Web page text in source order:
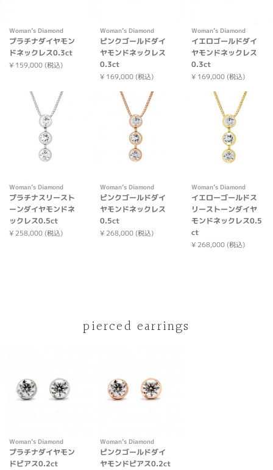
Woman’s Diamond
プラチナダイヤモン
ドネックレス0.3ct
¥ 159,000 (税込)
Woman’s Diamond
ピンクゴールドダイ
ヤモンドネックレス
0.3ct
¥ 169,000 (税込)
Woman’s Diamond
イエロゴールドダイ
ヤモンドネックレス
0.3ct
¥ 169,000 (税込)
Woman’s Diamond
プラチナスリースト
ーンダイヤモンドネ
ックレス0.5ct
¥ 258,000 (税込)
Woman’s Diamond
ピンクゴールドダイ
ヤモンドネックレス
0.5ct
¥ 268,000 (税込)
Woman’s Diamond
イエローゴールドス
リーストーンダイヤ
モンドネックレス0.5
ct
¥ 268,000 (税込)
pierced earrings
Woman’s Diamond
プラチナダイヤモン
ドピアス0.2ct
Woman’s Diamond
ピンクゴールドダイ
ヤモンドピアス0.2ct